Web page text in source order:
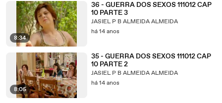
8:34
36 - GUERRA DOS SEXOS 111012 CAP
10 PARTE 3
JASIEL P B ALMEIDA ALMEIDA
há 14 anos
8:05
35 - GUERRA DOS SEXOS 111012 CAP
10 PARTE 2
JASIEL P B ALMEIDA ALMEIDA
há 14 anos